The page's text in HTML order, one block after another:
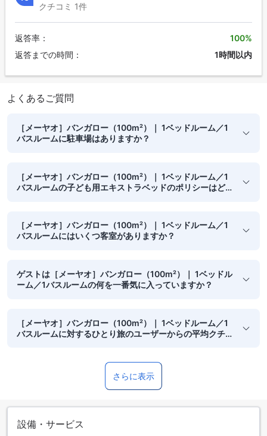
クチコミ 1件
返答率：
返答までの時間：
100%
1時間以内
よくあるご質問
［メーヤオ］バンガロー（100m²）｜ 1ベッドルーム／1
バスルームに駐車場はありますか？
［メーヤオ］バンガロー（100m²）｜ 1ベッドルーム／1
バスルームの子ども用エキストラベッドのポリシーはど
［メーヤオ］バンガロー（100m²）｜ 1ベッドルーム／1
バスルームにはいくつ客室がありますか？
ゲストは［メーヤオ］バンガロー（100m²）｜ 1ベッドル
ーム／1バスルームの何を一番気に入っていますか？
［メーヤオ］バンガロー（100m²）｜ 1ベッドルーム／1
バスルームに対するひとり旅のユーザーからの平均クチ
さらに表示
設備・サービス